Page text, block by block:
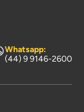
Whatsapp:
(44) 9 9146-2600